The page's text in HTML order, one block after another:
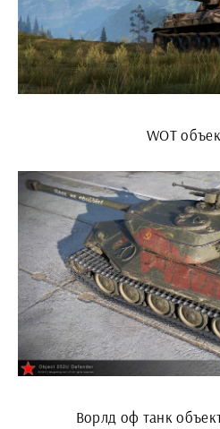
WOT
Ворлд оф танк